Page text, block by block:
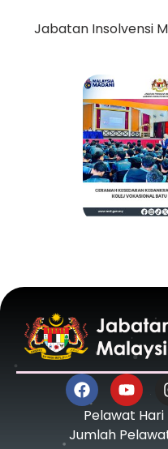
Jabatan Insolvensi
Pelawat Hari
Jumlah